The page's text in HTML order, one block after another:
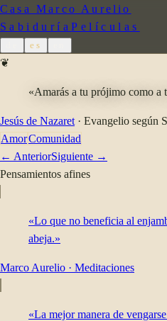
Casa Marco Aurelio
SabiduríaPelículas
es
❦
«Amarás a tu prójimo como a
Jesús de Nazaret · Evangelio según
AmorComunidad
← AnteriorSiguiente →
Pensamientos afines
«Lo que no beneficia al
abeja.»
Marco Aurelio · Meditaciones
«La mejor manera de